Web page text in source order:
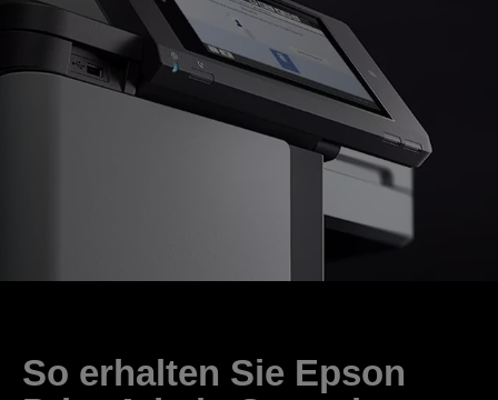
So erhalten Sie Epson